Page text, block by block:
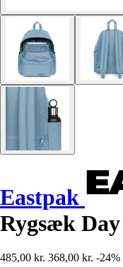
Eastpak
Rygsæk
485,00 kr. 368,00 kr. -24%